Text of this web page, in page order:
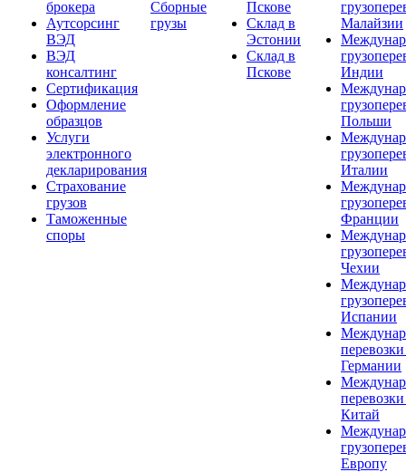
брокера
Аутсорсинг
ВЭД
ВЭД
консалтинг
Сертификация
Оформление
образцов
Услуги
электронного
декларирования
Страхование
грузов
Таможенные
споры
Сборные
грузы
Пскове
Склад в
Эстонии
Склад в
Пскове
Малайзии
Индии
Польши
Италии
Франции
Чехии
Испании
Германии
Китай
Европу